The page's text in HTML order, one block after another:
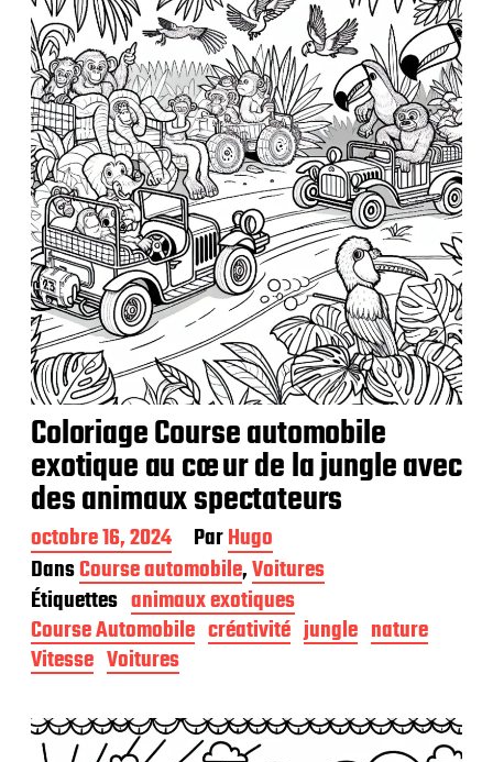
t
i
o
n
Coloriage Course automobile
exotique au cœur de la jungle avec
des animaux spectateurs
D
a
t
e
d
e
p
b
l
octobre 16, 2024 ParHugo
DansCourse automobile,Voitures
Étiquettes animaux exotiques
Course Automobile créativité jungle nature
Vitesse Voitures